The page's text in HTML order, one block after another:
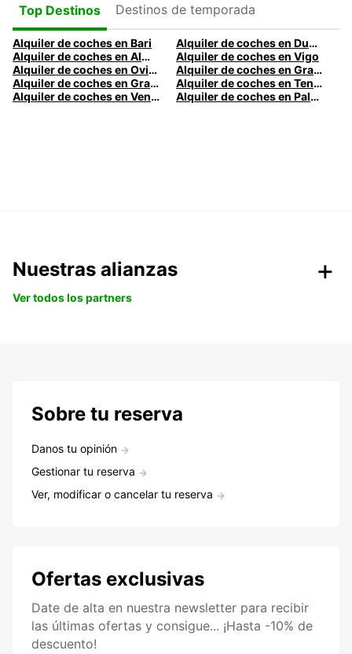
Top Destinos
Destinos de temporada
Alquiler de coches en Bari
Alquiler de coches en Dublín
Alquiler de coches en Almería
Alquiler de coches en Vigo
Alquiler de coches en Oviedo
Alquiler de coches en Granada
Alquiler de coches en Gran Canaria
Alquiler de coches en Tenerife
Alquiler de coches en Venecia
Alquiler de coches en Palermo
Nuestras alianzas
Ver todos los partners
Sobre tu reserva
Danos tu opinión
Gestionar tu reserva
Ver, modificar o cancelar tu reserva
Ofertas exclusivas
Date de alta en nuestra newsletter para recibir
las últimas ofertas y consigue... ¡Hasta -10% de
descuento!